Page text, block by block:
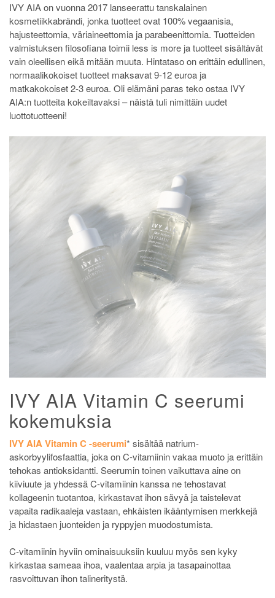
IVY AIA on vuonna 2017 lanseerattu tanskalainen
kosmetiikkabrändi, jonka tuotteet ovat 100% vegaanisia,
hajusteettomia, väriaineettomia ja parabeenittomia. Tuotteiden
valmistuksen filosofiana toimii less is more ja tuotteet sisältävät
vain oleellisen eikä mitään muuta. Hintataso on erittäin edullinen,
normaalikokoiset tuotteet maksavat 9-12 euroa ja
matkakokoiset 2-3 euroa. Oli elämäni paras teko ostaa IVY
AIA:n tuotteita kokeiltavaksi – näistä tuli nimittäin uudet
luottotuotteeni!
IVY AIA Vitamin C seerumi
kokemuksia
IVY AIA Vitamin C -seerumi* sisältää natrium-
askorbyylifosfaattia, joka on C-vitamiinin vakaa muoto ja erittäin
tehokas antioksidantti. Seerumin toinen vaikuttava aine on
kiiviuute ja yhdessä C-vitamiinin kanssa ne tehostavat
kollageenin tuotantoa, kirkastavat ihon sävyä ja taistelevat
vapaita radikaaleja vastaan, ehkäisten ikääntymisen merkkejä
ja hidastaen juonteiden ja ryppyjen muodostumista.
C-vitamiinin hyviin ominaisuuksiin kuuluu myös sen kyky
kirkastaa sameaa ihoa, vaalentaa arpia ja tasapainottaa
rasvoittuvan ihon talineritystä.